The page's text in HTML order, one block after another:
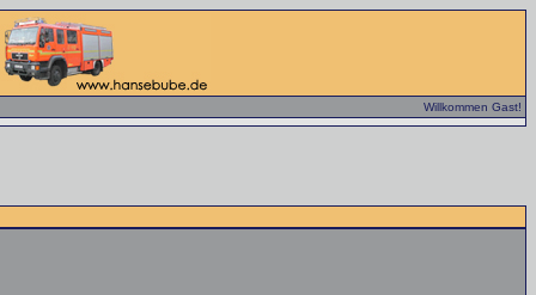
Willkommen Gast!